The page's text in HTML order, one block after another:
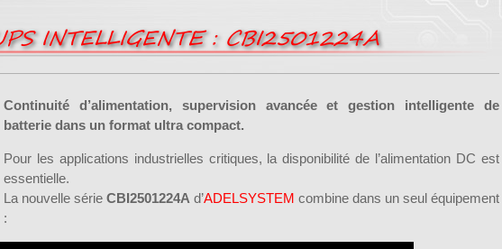
INTELLIGENTE : CBI2501224A
Continuité d’alimentation, supervision avancée et gestion intelligente de
batterie dans un format ultra compact.
Pour les applications industrielles critiques, la disponibilité de l’alimentation DC est
essentielle.
La nouvelle série CBI2501224A d’ADELSYSTEM combine dans un seul équipement
: